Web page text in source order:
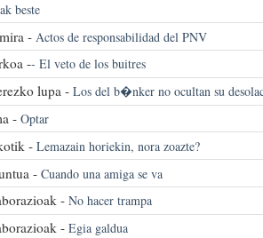
beste
- Actos de responsabilidad del PNV
-- El veto de los buitres
lupa - Los del b�nker no ocultan su
- Optar
- Lemazain horiekin, nora zoazte?
- Cuando una amiga se va
- No hacer trampa
- Egia galdua